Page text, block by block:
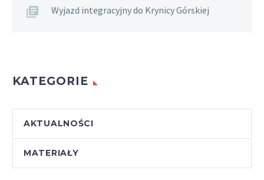
Wyjazd integracyjny do Krynicy Górskiej
KATEGORIE
AKTUALNOŚCI
MATERIAŁY